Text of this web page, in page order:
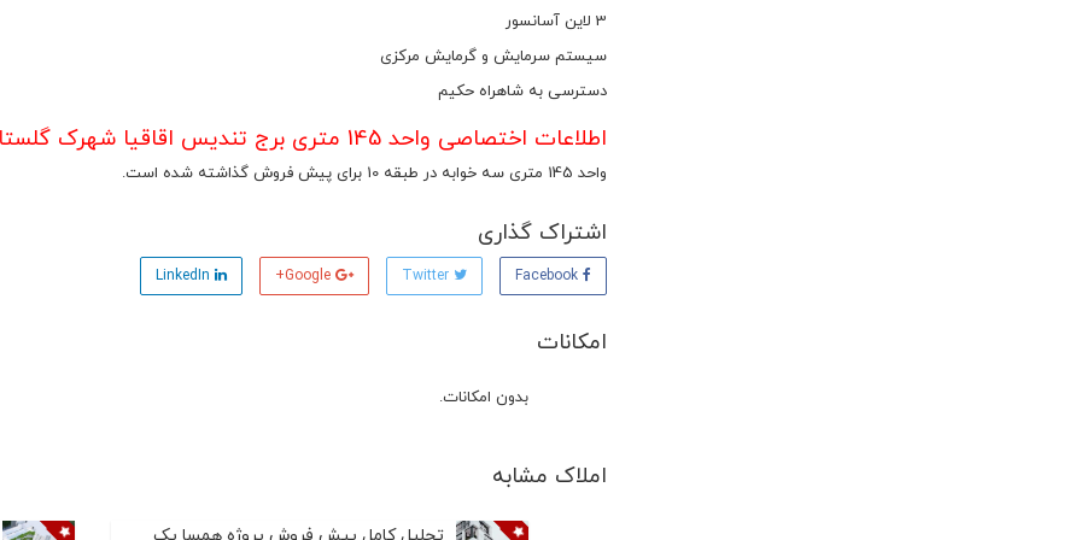
3 لاین آسانسور
سیستم سرمایش و گرمایش مرکزی
دسترسی به شاهراه حکیم
اطلاعات اختصاصی واحد 145 متری برج تندیس اقاقیا شهرک گلستان غربی
واحد 145 متری سه خوابه در طبقه 10 برای پیش فروش گذاشته شده است.
اشتراک گذاری
Facebook
Twitter
Google+
امکانات
بدون امکانات.
املاک مشابه